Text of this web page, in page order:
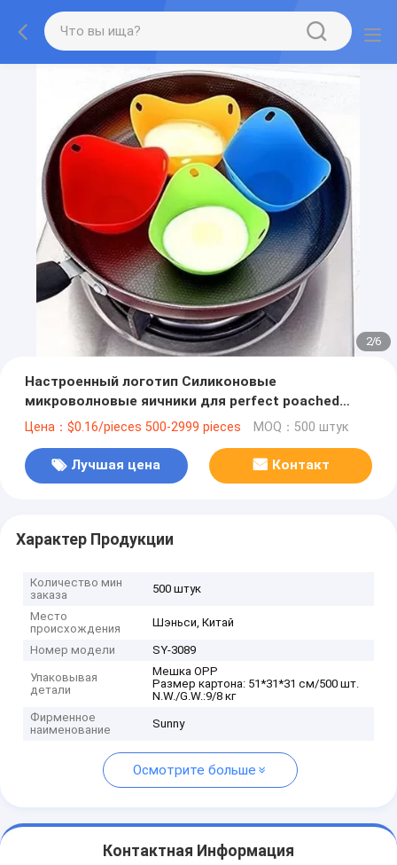
2/6
Настроенный логотип Силиконовые
микроволновые яичники для perfect poached
eggs 9cm диаметр
Цена：$0.16/pieces 500-2999 pieces MOQ：500 штук
Лучшая цена Контакт
Характер Продукции
Количество мин
заказа
500 штук
Место
происхождения
Шэньси, Китай
Номер модели SY-3089
Упаковывая
детали
Мешка OPP
Размер картона: 51*31*31 см/500 шт.
N.W./G.W.:9/8 кг
Фирменное
наименование
Sunny
Осмотрите больше
Контактная Информация